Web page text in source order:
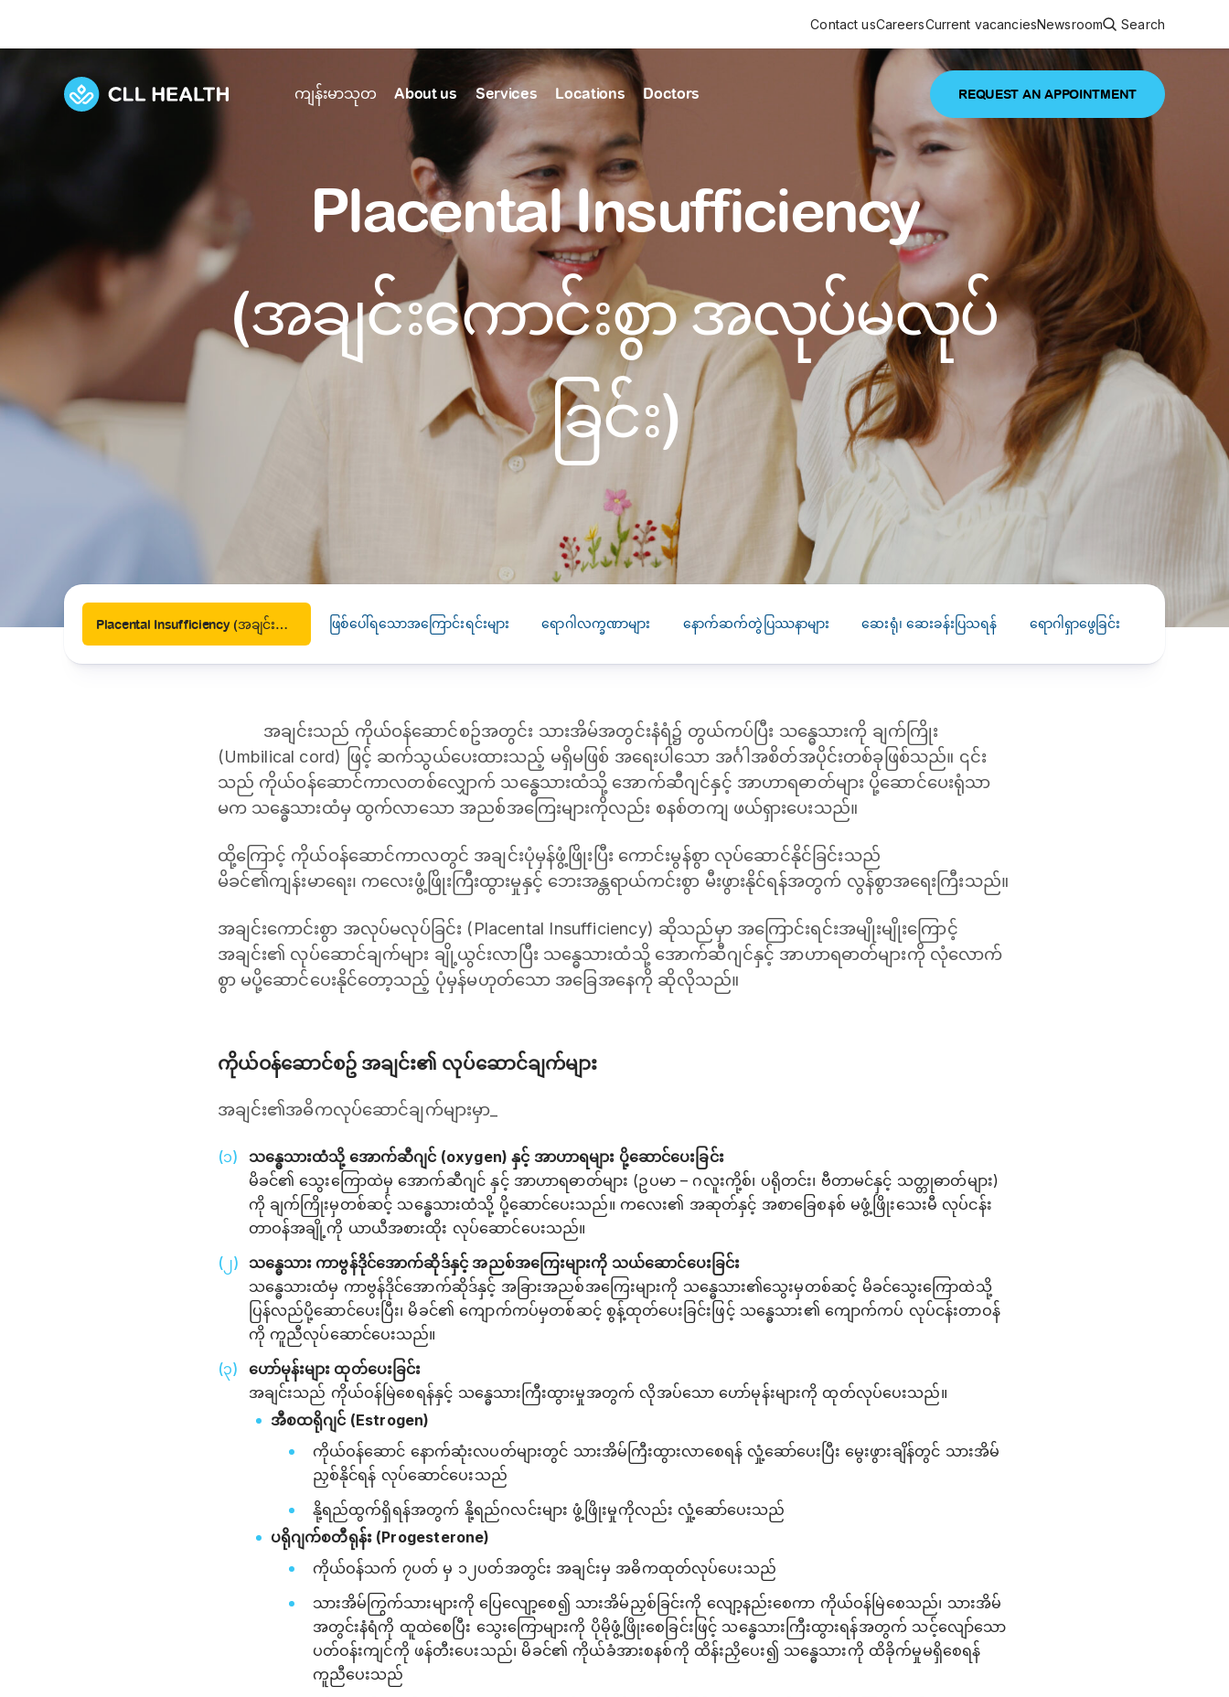
ကျန်းမာသုတ
View all health articles
Emergencies
Diseases and Conditions
Tests and Procedures
Find Health articles by first letter
B C D E F G H
K
N O P Q
W
X Y Z
Or search by keyword
ALL ARTICLES
SEARCH
Featured article
DISEASES AND CONDITIONS
22 APR 2026
Melioidosis (မယ်လီယွိုက်ဒိုး
ဆစ် ပြင်းထန်ကူးစက်ရောဂါ)
လီယွိုက်ဒိုးဆစ် ပြင်းထန်
About us
About us
Discover our commitment to transforming healthcare
Our history
Careers
News
News & Announcements
PRESS RELEASE
16 JAN 2026
CLL HEALTH
Strengthens
Presence in Upper
Myanmar Through
Phyu Laboratory and
HEALTH is pleased to
announce the...
PRESS RELEASE
29 AUG 2024
CLL HEALTH unveils
Shin Saw Pu Clinic in
Yangon, advancing
Yangon, Myanmar, 29
Services
Explore Services
Comprehensive care for your health and well-being
Primary care Developmental screening
Immunisation
Digestive care Fertility care
Health screening
Our featured services
Trusted care for every stage of life
Primary care
Comprehensive and continuing health care from prenatal
to elderly stages, coordinating with specialists as
needed
Locations
Our Facilities
Comprehensive care for your health and well-being
Our polyclinics
Quality primary and specialty care near you
Our clinics
Diagnostics and treatment in one place
Laboratories
Our clinics
Dedicated to providing comprehensive interdisciplinary
Shin Saw Pu Clinic
A Top-Tier Primary Care Facility Inaugurated in Yangon for
Local and Expatriate Families
Doctors REQUEST AN APPOINTMENT
Contact usCareersCurrent vacanciesNewsroom Search
Placental Insufficiency
(အချင်းကောင်းစွာ အလုပ်မလုပ်
ခြင်း)
Placental Insufficiency (အချင်းကောင်းစွာ အလုပ်မလုပ်ခြင်း) ဖြစ်ပေါ်ရသောအကြောင်းရင်းများ ရောဂါလက္ခဏာများ နောက်ဆက်တွဲပြဿနာများ ဆေးရုံ၊ ဆေးခန်းပြသရန် ‌ရောဂါရှာဖွေခြင်း ကုသခြင်း
အချင်းသည် ကိုယ်ဝန်ဆောင်စဥ်အတွင်း သားအိမ်အတွင်းနံရံ၌ တွယ်ကပ်ပြီး သန္ဓေသားကို ချက်ကြိုး
(Umbilical cord) ဖြင့် ဆက်သွယ်ပေးထားသည့် မရှိမဖြစ် အရေးပါသော အင်္ဂါအစိတ်အပိုင်းတစ်ခုဖြစ်သည်။ ၎င်း
သည် ကိုယ်ဝန်ဆောင်ကာလတစ်လျှောက် သန္ဓေသားထံသို့ အောက်ဆီဂျင်နှင့် အာဟာရဓာတ်များ ပို့ဆောင်ပေးရုံသာ
မက သန္ဓေသားထံမှ ထွက်လာသော အညစ်အကြေးများကိုလည်း စနစ်တကျ ဖယ်ရှားပေးသည်။
ထို့ကြောင့် ကိုယ်ဝန်ဆောင်ကာလတွင် အချင်းပုံမှန်ဖွံ့ဖြိုးပြီး ကောင်းမွန်စွာ လုပ်ဆောင်နိုင်ခြင်းသည်
မိခင်၏ကျန်းမာရေး၊ ကလေးဖွံ့ဖြိုးကြီးထွားမှုနှင့် ဘေးအန္တရာယ်ကင်းစွာ မီးဖွားနိုင်ရန်အတွက် လွန်စွာအရေးကြီးသည်။
အချင်းကောင်းစွာ အလုပ်မလုပ်ခြင်း (Placental Insufficiency) ဆိုသည်မှာ အကြောင်းရင်းအမျိုးမျိုးကြောင့်
အချင်း၏ လုပ်ဆောင်ချက်များ ချို့ယွင်းလာပြီး သန္ဓေသားထံသို့ အောက်ဆီဂျင်နှင့် အာဟာရဓာတ်များကို လုံလောက်
စွာ မပို့ဆောင်ပေးနိုင်တော့သည့် ပုံမှန်မဟုတ်သော အခြေအနေကို ဆိုလိုသည်။
ကိုယ်ဝန်ဆောင်စဥ် အချင်း၏ လုပ်ဆောင်ချက်များ
အချင်း၏အဓိကလုပ်ဆောင်ချက်များမှာ_
သန္ဓေသားထံသို့ အောက်ဆီဂျင် (oxygen) နှင့် အာဟာရများ ပို့ဆောင်‌ပေးခြင်း
မိခင်၏ သွေးကြောထဲမှ အောက်ဆီဂျင် နှင့် အာဟာရဓာတ်များ (ဥပမာ – ဂလူးကို့စ်၊ ပရိုတင်း၊ ဗီတာမင်နှင့် သတ္တုဓာတ်များ)
ကို ချက်ကြိုးမှတစ်ဆင့် သန္ဓေသားထံသို့ ပို့ဆောင်ပေးသည်။ ကလေး၏ အဆုတ်နှင့် အစာခြေစနစ် မဖွံ့ဖြိုးသေးမီ လုပ်ငန်း
တာဝန်အချို့ကို ယာယီအစားထိုး လုပ်ဆောင်ပေးသည်။
သန္ဓေသား ကာဗွန်ဒိုင်အောက်ဆိုဒ်နှင့် အညစ်အကြေးများကို သယ်ဆောင်ပေးခြင်း
သန္ဓေသားထံမှ ကာဗွန်ဒိုင်အောက်ဆိုဒ်နှင့် အခြားအညစ်အကြေးများကို သန္ဓေသား၏သွေးမှတစ်ဆင့် မိခင်သွေးကြောထဲသို့
ပြန်လည်ပို့ဆောင်ပေးပြီး၊ မိခင်၏ ကျောက်ကပ်မှတစ်ဆင့် စွန့်ထုတ်ပေးခြင်းဖြင့် သန္ဓေသား၏ ကျောက်ကပ် လုပ်ငန်းတာဝန်
ကို ကူညီလုပ်ဆောင်ပေးသည်။
ဟော်မုန်းများ ထုတ်ပေးခြင်း
အချင်းသည် ကိုယ်ဝန်မြဲစေရန်နှင့် သန္ဓေသားကြီးထွားမှုအတွက် လိုအပ်သော ‌ဟော်မုန်းများကို ထုတ်လုပ်ပေးသည်။
အီစထရိုဂျင် (Estrogen)
ကိုယ်ဝန်ဆောင် နောက်ဆုံးလပတ်များတွင် သားအိမ်ကြီးထွားလာစေရန် လှုံ့ဆော်ပေးပြီး မွေးဖွားချိန်တွင် သားအိမ်
ညှစ်နိုင်ရန် လုပ်ဆောင်ပေးသည်
နို့ရည်ထွက်ရှိရန်အတွက် နို့ရည်ဂလင်းများ ဖွံ့ဖြိုးမှုကိုလည်း လှုံ့ဆော်ပေးသည်
ပရိုဂျက်စတီရုန်း (Progesterone)
ကိုယ်ဝန်သက် ၇ပတ် မှ ၁၂ပတ်အတွင်း အချင်းမှ အဓိကထုတ်လုပ်ပေးသည်
သားအိမ်ကြွက်သားများကို ပြေလျော့စေ၍ သားအိမ်ညှစ်ခြင်းကို လျော့နည်းစေကာ ကိုယ်ဝန်မြဲစေသည်၊ သားအိမ်
အတွင်းနံရံကို ထူထဲစေပြီး သွေးကြောများကို ပိုမိုဖွံ့ဖြိုးစေခြင်းဖြင့် သန္ဓေသားကြီးထွားရန်အတွက် သင့်လျော်သော
ပတ်ဝန်းကျင်ကို ဖန်တီးပေးသည်၊ မိခင်၏ ကိုယ်ခံအားစနစ်ကို ထိန်းညှိပေး၍ သန္ဓေသားကို ထိခိုက်မှုမရှိစေရန်
ကူညီပေးသည်